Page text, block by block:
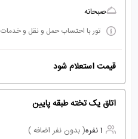
صبحانه
تور با احتساب حمل و نقل و خدمات
قیمت استعلام شود
اتاق یک تخته طبقه پایین
1 نفره
( بدون نفر اضافه )